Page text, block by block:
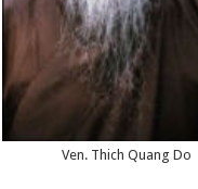
Ven. Thich Quang Do